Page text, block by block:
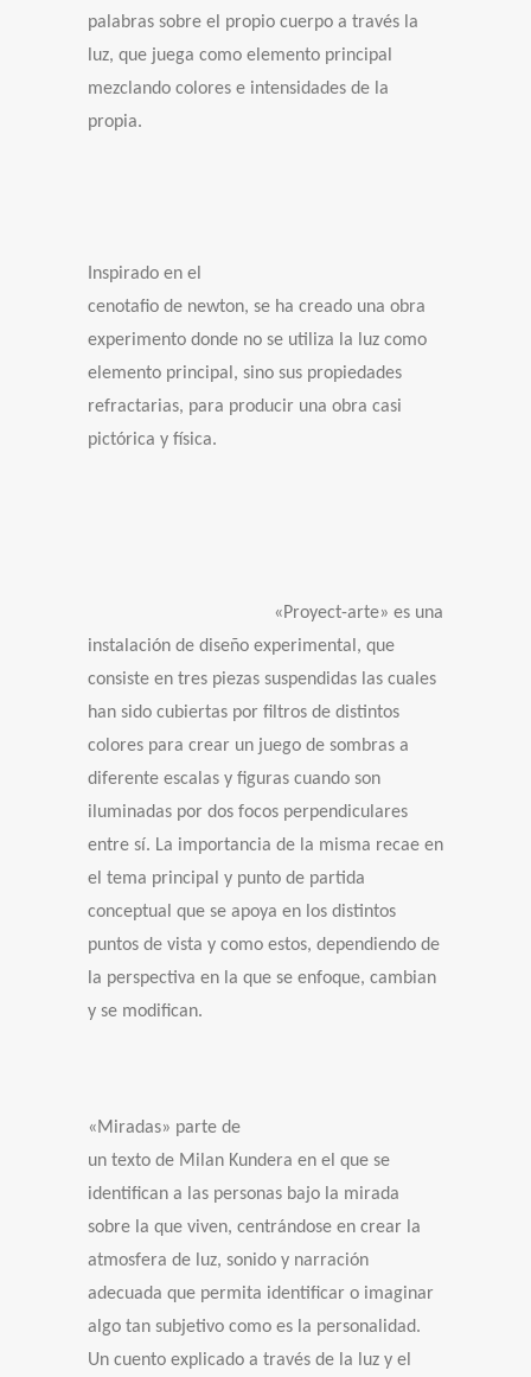
palabras sobre el propio cuerpo a través la
luz, que juega como elemento principal
mezclando colores e intensidades de la
propia.
Inspirado en el
cenotafio de newton, se ha creado una obra
experimento donde no se utiliza la luz como
elemento principal, sino sus propiedades
refractarias, para producir una obra casi
pictórica y física.
«Proyect-arte» es una
instalación de diseño experimental, que
consiste en tres piezas suspendidas las cuales
han sido cubiertas por filtros de distintos
colores para crear un juego de sombras a
diferente escalas y figuras cuando son
iluminadas por dos focos perpendiculares
entre sí. La importancia de la misma recae en
el tema principal y punto de partida
conceptual que se apoya en los distintos
puntos de vista y como estos, dependiendo de
la perspectiva en la que se enfoque, cambian
y se modifican.
«Miradas» parte de
un texto de Milan Kundera en el que se
identifican a las personas bajo la mirada
sobre la que viven, centrándose en crear la
atmosfera de luz, sonido y narración
adecuada que permita identificar o imaginar
algo tan subjetivo como es la personalidad.
Un cuento explicado a través de la luz y el